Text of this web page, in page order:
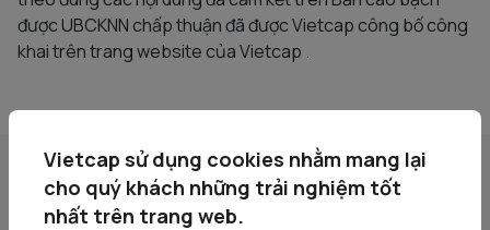
được UBCKNN chấp thuận đã được Vietcap công bố công
khai trên trang website của Vietcap .
Tin liên quan
Vietcap sử dụng cookies nhằm mang lại
cho quý khách những trải nghiệm tốt
nhất trên trang web.